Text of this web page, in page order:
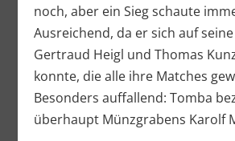
noch, aber ein Sieg schaute
Ausreichend, da er sich auf
Gertraud Heigl und Thomas
konnte, die alle ihre Matches
Besonders auffallend: Tomba
überhaupt Münzgrabens Karolf